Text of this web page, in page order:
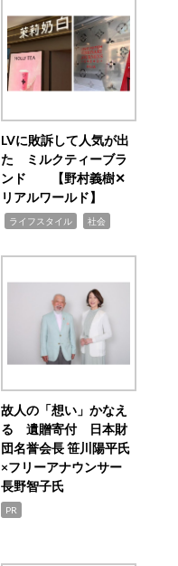
LVに敗訴して人気が出
た ミルクティーブラ
ンド 【野村義樹✕
リアルワールド】
ライフスタイル 社会
故人の「想い」かなえ
る 遺贈寄付 日本財
団名誉会長 笹川陽平氏
×フリーアナウンサー
長野智子氏
PR